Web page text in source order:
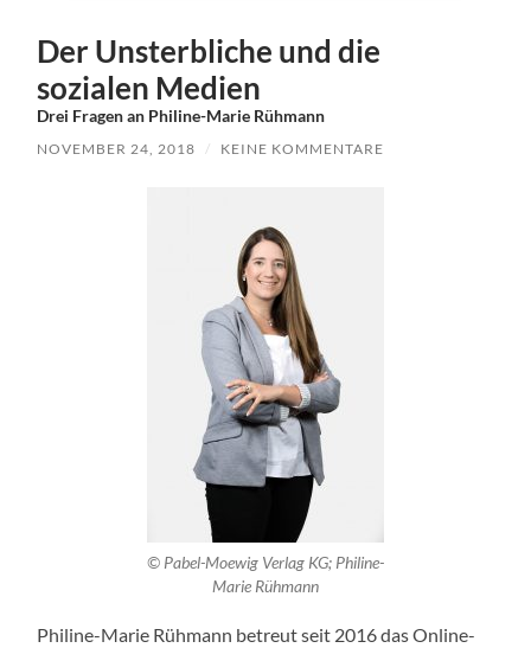
Der Unsterbliche und die
sozialen Medien
Drei Fragen an Philine-Marie Rühmann
NOVEMBER 24, 2018 / KEINE KOMMENTARE
© Pabel-Moewig Verlag KG; Philine-
Marie Rühmann
Philine-Marie Rühmann betreut seit 2016 das Online-